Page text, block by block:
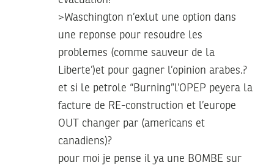
>Waschington n’exlut une option dans
une reponse pour resoudre les
problemes (comme sauveur de la
Liberte’)et pour gagner l’opinion arabes.?
et si le petrole “Burning”l’OPEP peyera la
facture de RE-construction et l’europe
OUT changer par (americans et
canadiens)?
pour moi je pense il ya une BOMBE sur